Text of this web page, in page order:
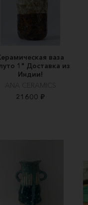
ваза
1" Доставка из
Индии!
ANA CERAMICS
21600 ₽